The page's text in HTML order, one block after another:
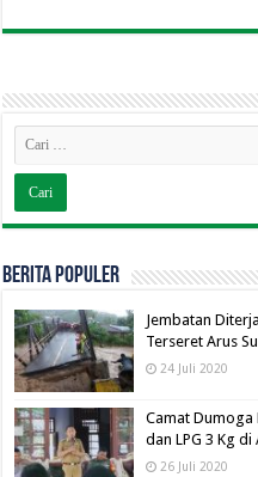
BERITA POPULER
Jembatan
Terseret Arus
24 Juli 2020
Camat Dumoga
dan LPG 3 Kg di
26 Juli 2020